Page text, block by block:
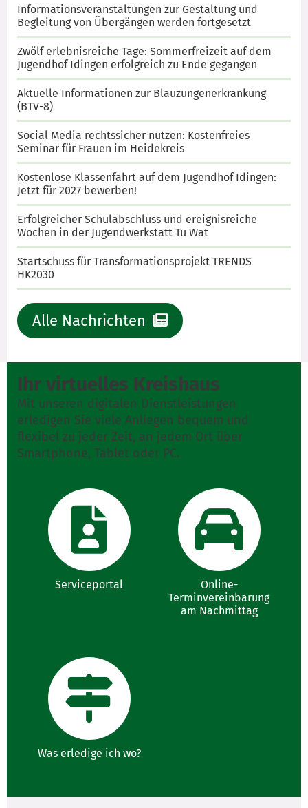
Informationsveranstaltungen zur Gestaltung und
Begleitung von Übergängen werden fortgesetzt
Zwölf erlebnisreiche Tage: Sommerfreizeit auf dem
Jugendhof Idingen erfolgreich zu Ende gegangen
Aktuelle Informationen zur Blauzungenerkrankung
(BTV-8)
Social Media rechtssicher nutzen: Kostenfreies
Seminar für Frauen im Heidekreis
Kostenlose Klassenfahrt auf dem Jugendhof Idingen:
Jetzt für 2027 bewerben!
Erfolgreicher Schulabschluss und ereignisreiche
Wochen in der Jugendwerkstatt Tu Wat
Startschuss für Transformationsprojekt TRENDS
HK2030
Alle Nachrichten
Ihr virtuelles Kreishaus
Mit unseren digitalen Dienstleistungen
erledigen Sie viele Anliegen bequem und
flexibel zu jeder Zeit, an jedem Ort über
Smartphone, Tablet oder PC.
Serviceportal
Online-
Terminvereinbarung
am Nachmittag
Was erledige ich wo?